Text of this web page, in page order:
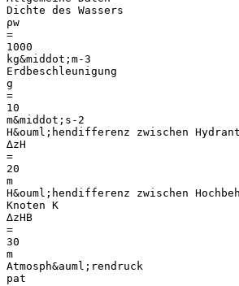
Dichte des Wassers
ρw
=
1000
kg&middot;m-3
Erdbeschleunigung
g
=
10
m&middot;s-2
H&ouml;hendifferenz zwischen
∆zH
=
20
m
H&ouml;hendifferenz zwischen
Knoten K
∆zHB
=
30
m
Atmosph&auml;rendruck
pat